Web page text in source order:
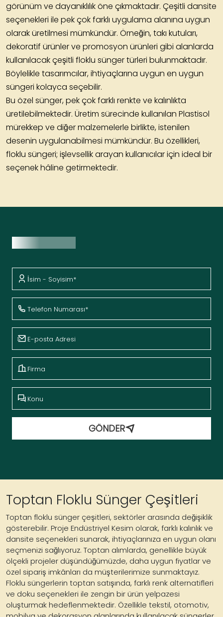
görünüm ve dayanıklılık öne çıkmaktadır. Çeşitli dansite
seçenekleri ile pek çok farklı uygulama alanına uygun
olarak üretilmesi mümkündür. Örneğin, takı kutuları,
dekoratif ürünler ve promosyon ürünleri gibi alanlarda
kullanılacak çeşitli floklu sünger türleri bulunmaktadır.
Böylelikle tasarımcılar, ihtiyaçlarına uygun en uygun
süngeri kolayca seçebilir.
Bu özel sünger, pek çok farklı renkte ve kalınlıkta
üretilebilmektedir. Üretim sürecinde kullanılan Plastisol
mürekkep ve diğer malzemelerle birlikte, istenilen
desenin uygulanabilmesi mümkündür. Bu özellikleri,
floklu süngeri; işlevsellik arayan kullanıcılar için ideal bir
seçenek hâline getirmektedir.
GÖNDER
Toptan Floklu Sünger Çeşitleri
Toptan floklu sünger çeşitleri, sektörler arasında değişiklik
gösterebilir. Proje Endüstriyel Kesim olarak, farklı kalınlık ve
dansite seçenekleri sunarak, ihtiyaçlarınıza en uygun olanı
seçmenizi sağlıyoruz. Toptan alımlarda, genellikle büyük
ölçekli projeler düşündüğümüzde, daha uygun fiyatlar ve
özel sipariş imkânları da müşterilerimize sunmaktayız.
Floklu süngerlerin toptan satışında, farklı renk alternatifleri
ve doku seçenekleri ile zengin bir ürün yelpazesi
oluşturmak hedeflenmektedir. Özellikle tekstil, otomotiv,